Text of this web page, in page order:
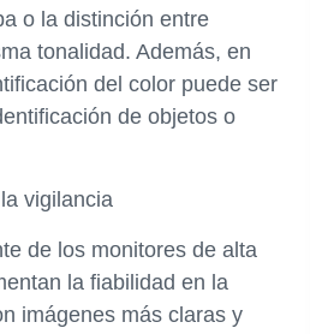
o la distinción entre
tonalidad. Además, en
del color puede ser
de objetos o
vigilancia
de los monitores de alta
la fiabilidad en la
imágenes más claras y